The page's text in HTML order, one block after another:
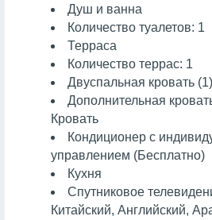
Душ и ванна
Количество туалетов: 1
Терраса
Количество террас: 1
Двуспальная кровать (1)
Дополнительная
Кровать
Кондиционер с
управлением (Бесплатно)
Кухня
Спутниковое
Китайский, Английский,